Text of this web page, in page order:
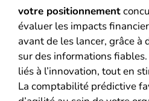
votre positionnement
évaluer les impacts
avant de les lancer, grâce à
sur des informations
liés à l’innovation, tout en
La comptabilité prédictive